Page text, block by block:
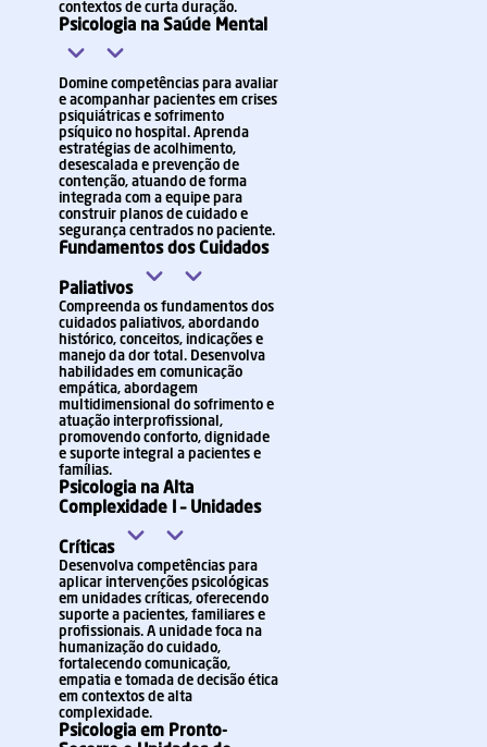
contextos de curta duração.
Psicologia na Saúde Mental
Domine competências para avaliar
e acompanhar pacientes em crises
psiquiátricas e sofrimento
psíquico no hospital. Aprenda
estratégias de acolhimento,
desescalada e prevenção de
contenção, atuando de forma
integrada com a equipe para
construir planos de cuidado e
segurança centrados no paciente.
Fundamentos dos Cuidados
Paliativos
Compreenda os fundamentos dos
cuidados paliativos, abordando
histórico, conceitos, indicações e
manejo da dor total. Desenvolva
habilidades em comunicação
empática, abordagem
multidimensional do sofrimento e
atuação interprofissional,
promovendo conforto, dignidade
e suporte integral a pacientes e
famílias.
Psicologia na Alta
Complexidade I – Unidades
Críticas
Desenvolva competências para
aplicar intervenções psicológicas
em unidades críticas, oferecendo
suporte a pacientes, familiares e
profissionais. A unidade foca na
humanização do cuidado,
fortalecendo comunicação,
empatia e tomada de decisão ética
em contextos de alta
complexidade.
Psicologia em Pronto-